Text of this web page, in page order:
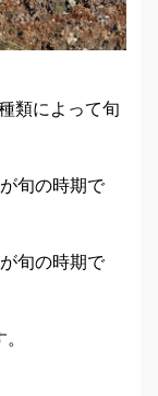
類によって旬
旬の時期で
旬の時期で